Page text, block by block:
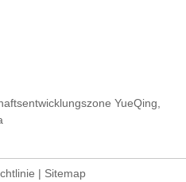
YueQing,
| Sitemap